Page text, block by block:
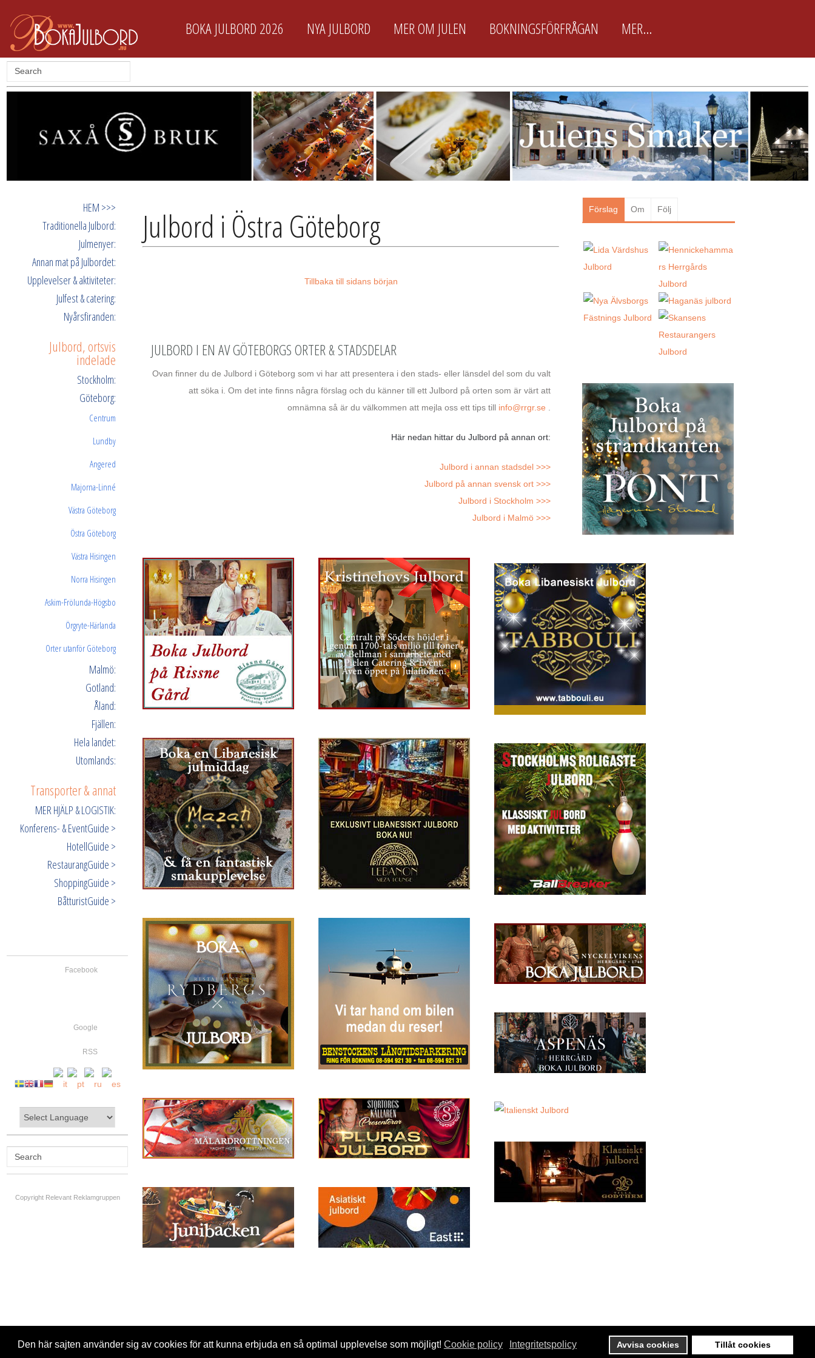
Den här sajten använder sig av cookies för att kunna erbjuda en så optimal upplevelse som möjligt! Cookie policy Integritetspolicy Avvisa cookies Tillåt cookies
BOKA JULBORD 2026 NYA JULBORD MER OM JULEN BOKNINGSFÖRFRÅGAN MER...
HEM >>>
Traditionella Julbord:
Julmenyer:
Annan mat på Julbordet:
Upplevelser & aktiviteter:
Julfest & catering:
Nyårsfiranden:
Julbord, ortsvis
indelade
Stockholm:
Göteborg:
Centrum
Lundby
Angered
Majorna-Linné
Västra Göteborg
Östra Göteborg
Västra Hisingen
Norra Hisingen
Askim-Frölunda-Högsbo
Örgryte-Härlanda
Orter utanför Göteborg
Malmö:
Gotland:
Åland:
Fjällen:
Hela landet:
Utomlands:
Transporter & annat
MER HJÄLP & LOGISTIK:
Konferens- & EventGuide >
HotellGuide >
RestaurangGuide >
ShoppingGuide >
BåtturistGuide >
Facebook
Google
RSS
Copyright Relevant Reklamgruppen
Julbord i Östra Göteborg
Tillbaka till sidans början
JULBORD I EN AV GÖTEBORGS ORTER & STADSDELAR
Ovan finner du de Julbord i Göteborg som vi har att presentera i den stads- eller länsdel del som du valt
att söka i. Om det inte finns några förslag och du känner till ett Julbord på orten som är värt att
omnämna så är du välkommen att mejla oss ett tips till info@rrgr.se
Här nedan hittar du Julbord på annan ort:
Julbord i annan stadsdel >>>
Julbord på annan svensk ort >>>
Julbord i Stockholm >>>
Julbord i Malmö >>>
Förslag Om Följ
lättanvänd JulbordsGuide för
arbetsplatser & företag som snabbt
vill boka Julbordet som passar just
dem. Här finns ca 100 utvalda
Julbordsarrangörer...